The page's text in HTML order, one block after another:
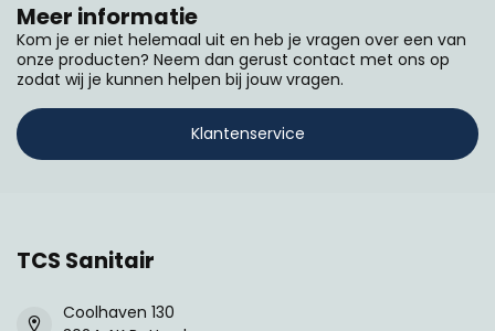
Meer informatie
Kom je er niet helemaal uit en heb je vragen over een van
onze producten? Neem dan gerust contact met ons op
zodat wij je kunnen helpen bij jouw vragen.
Klantenservice
TCS Sanitair
Coolhaven 130